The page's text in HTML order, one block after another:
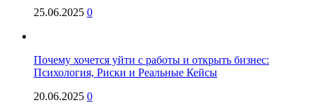
25.06.2025 0
Почему хочется уйти с работы и открыть бизнес:
Психология, Риски и Реальные Кейсы
20.06.2025 0